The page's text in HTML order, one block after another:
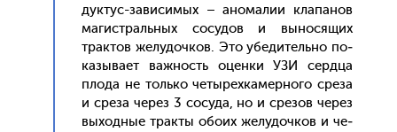
дук­тус-за­виси­мых – ано­малии кла­панов
ма­гис­траль­ных со­судов и вы­нося­щих
трак­тов же­лудоч­ков. Это убе­дитель­но по­
казы­ва­ет важ­ность оцен­ки УЗИ сер­дца
пло­да не толь­ко че­тырех­ка­мер­но­го сре­за
и сре­за че­рез 3 со­суда, но и сре­зов че­рез
вы­ход­ные трак­ты обо­их же­лудоч­ков и че­